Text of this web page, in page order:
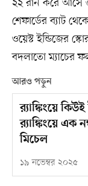
২২ রান করে আসে
শেফার্ডের ব্যাট
ওয়েস্ট ইন্ডিজের
বদলাতো ম্যাচের
আরও পড়ুন
র‍্যাঙ্কিংয়ে
র‍্যাঙ্কিংয়ে এক
মিচেল
১৯ নভেম্বর ২০২৫